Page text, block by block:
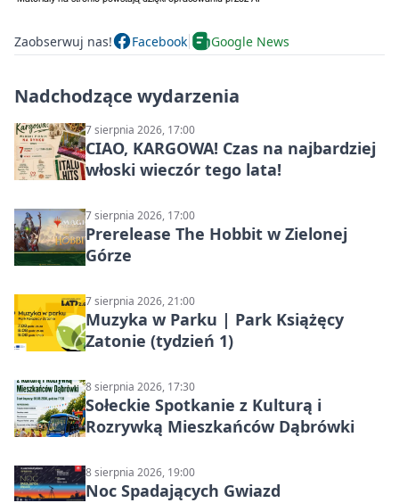
Zaobserwuj nas! Facebook Google News
Nadchodzące wydarzenia
7 sierpnia 2026, 17:00
CIAO, KARGOWA! Czas na najbardziej
włoski wieczór tego lata!
7 sierpnia 2026, 17:00
Prerelease The Hobbit w Zielonej
Górze
7 sierpnia 2026, 21:00
Muzyka w Parku | Park Książęcy
Zatonie (tydzień 1)
8 sierpnia 2026, 17:30
Sołeckie Spotkanie z Kulturą i
Rozrywką Mieszkańców Dąbrówki
8 sierpnia 2026, 19:00
Noc Spadających Gwiazd